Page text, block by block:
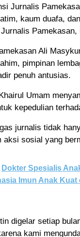
Jurnalis
kaum duafa,
Pamekasan,
Ali
pimpinan
penuh antusias.
Umam
kepedulian
jurnalis tidak
aksi sosial yang
Dokter Spesialis
Imun Anak Kuat
digelar setiap
kami